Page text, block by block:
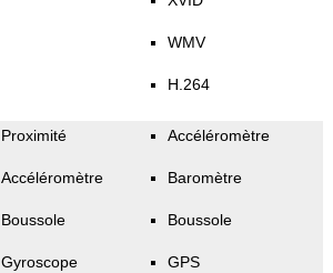
WMV
H.264
Proximité
Accéléromètre
Boussole
Gyroscope
Accéléromètre
Baromètre
Boussole
GPS